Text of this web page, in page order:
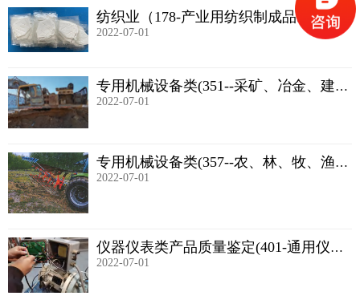
纺织业（178-产业用纺织制成品制造）
2022-07-01
专用机械设备类(351--采矿、冶金、建筑
专用设备制造)
2022-07-01
专用机械设备类(357--农、林、牧、渔专
用机械制造)
2022-07-01
仪器仪表类产品质量鉴定(401-通用仪器
仪表制造)
2022-07-01